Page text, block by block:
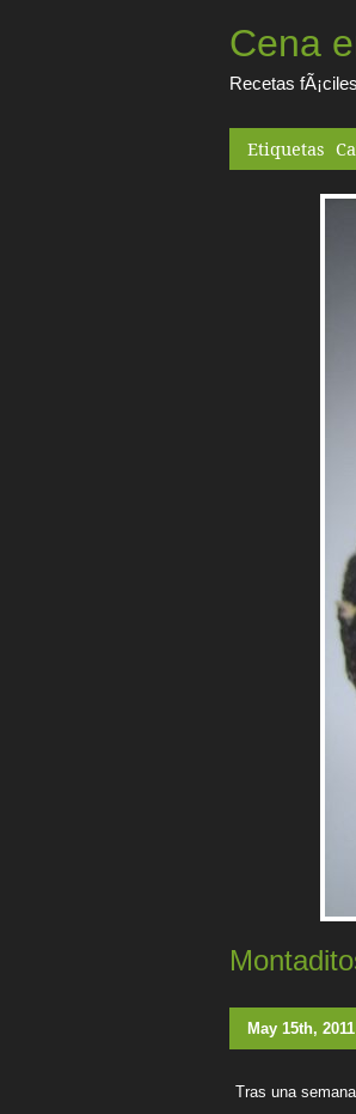
Cena
Recetas
Etiquetas
May 15th, 2011
Tras una